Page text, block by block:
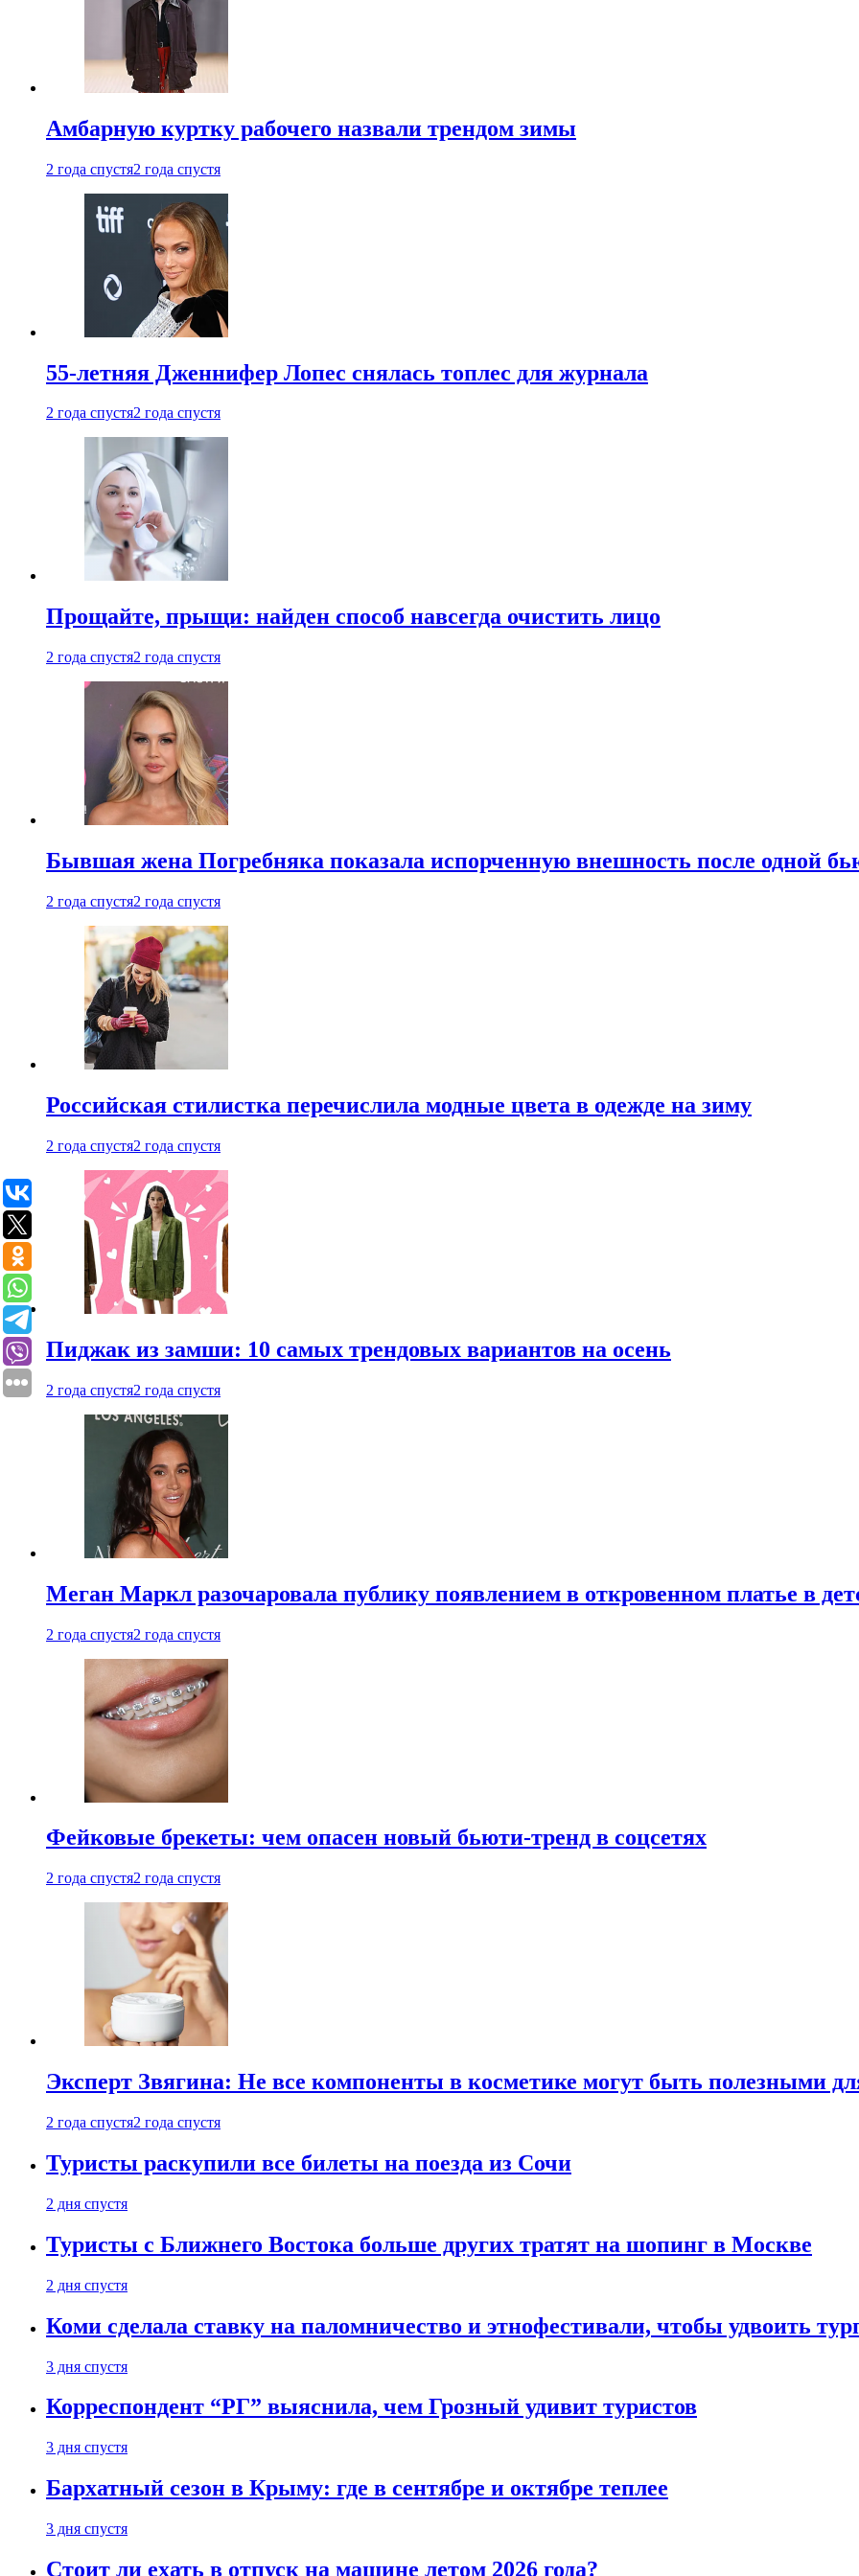
Амбарную куртку рабочего назвали трендом зимы
2 года спустя2 года спустя
55-летняя Дженнифер Лопес снялась топлес для журнала
2 года спустя2 года спустя
Прощайте, прыщи: найден способ навсегда очистить лицо
2 года спустя2 года спустя
Бывшая жена Погребняка показала испорченную внешность после одной
2 года спустя2 года спустя
Российская стилистка перечислила модные цвета в одежде на зиму
2 года спустя2 года спустя
Пиджак из замши: 10 самых трендовых вариантов на осень
2 года спустя2 года спустя
Меган Маркл разочаровала публику появлением в откровенном платье в
2 года спустя2 года спустя
Фейковые брекеты: чем опасен новый бьюти-тренд в соцсетях
2 года спустя2 года спустя
Эксперт Звягина: Не все компоненты в косметике могут быть полезными
2 года спустя2 года спустя
Туристы раскупили все билеты на поезда из Сочи
2 дня спустя
Туристы с Ближнего Востока больше других тратят на шопинг в Москве
2 дня спустя
Коми сделала ставку на паломничество и этнофестивали, чтобы удвоить
3 дня спустя
Корреспондент “РГ” выяснила, чем Грозный удивит туристов
3 дня спустя
Бархатный сезон в Крыму: где в сентябре и октябре теплее
3 дня спустя
Стоит ли ехать в отпуск на машине летом 2026 года?